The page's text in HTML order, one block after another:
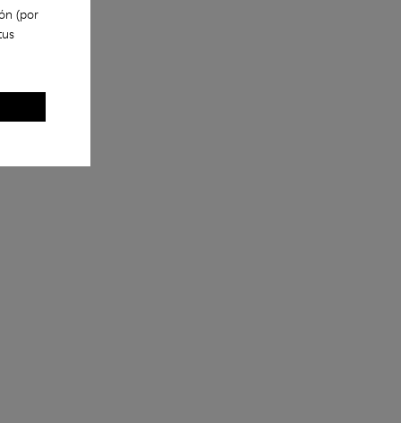
(por